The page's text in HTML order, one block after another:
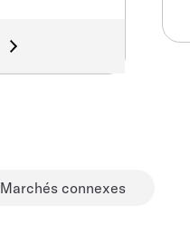
Marchés connexes